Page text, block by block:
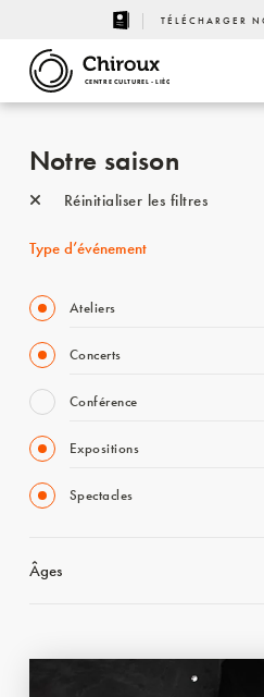
TÉLÉCHARGER
CENTRE CULTUREL - LIÈGE
Notre saison
Réinitialiser les filtres
Type d’événement
Ateliers
Concerts
Conférence
Expositions
Spectacles
Âges